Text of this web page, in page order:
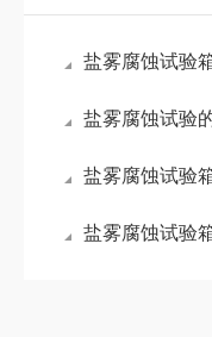
盐雾腐蚀试验
盐雾腐蚀试验的
盐雾腐蚀试验箱的
盐雾腐蚀试验箱配